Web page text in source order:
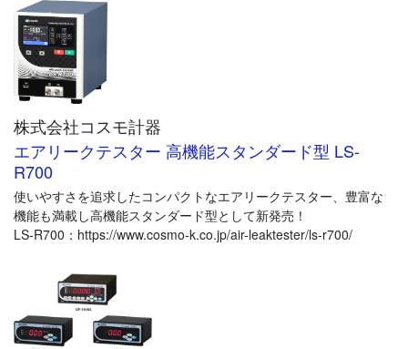
を誇ります。
大型液晶画面で流量値以外にも多くの情報を表示します 。
株式会社コスモ計器
エアリークテスター 高機能スタンダード型 LS-
R700
使いやすさを追求したコンパクトなエアリークテスター、豊富な
機能も満載し高機能スタンダード型として新発売！
LS-R700：https://www.cosmo-k.co.jp/air-leaktester/ls-r700/